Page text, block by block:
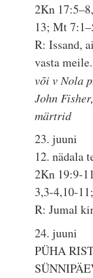
2Kn
13; Mt
R: Issand,
vasta meile.
või v Nola
John
märtrid
23. juuni
12. nädala
2Kn 19:9-
3,3-4,10-
R: Jumal
24. juuni
PÜHA